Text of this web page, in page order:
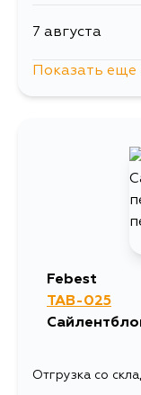
7 августа
Показать еще
Febest
TAB-025
Отгрузка со